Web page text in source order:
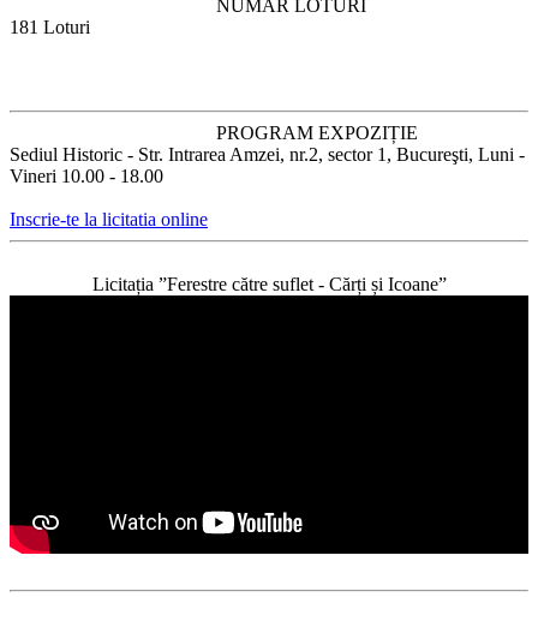
NUMĂR LOTURI
181 Loturi
PROGRAM EXPOZIȚIE
Sediul Historic - Str. Intrarea Amzei, nr.2, sector 1, Bucureşti, Luni -
Vineri 10.00 - 18.00
Inscrie-te la licitatia online
Licitația ”Ferestre către suflet - Cărți și Icoane”